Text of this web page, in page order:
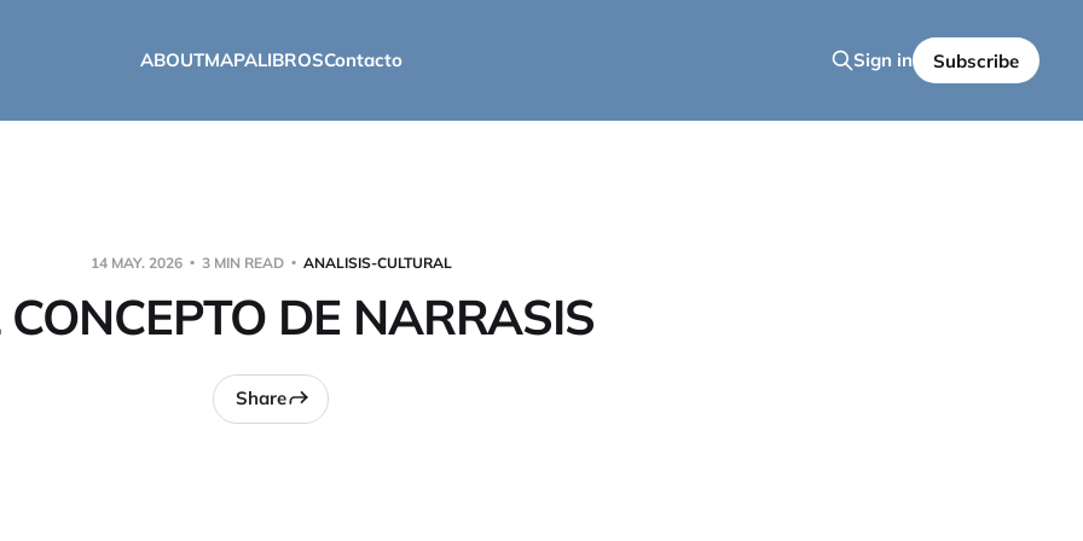
ABOUTMAPALIBROSContacto Sign in Subscribe
14 MAY. 2026 3 MIN READ ANALISIS-CULTURAL
CONCEPTO DE NARRASIS
Share